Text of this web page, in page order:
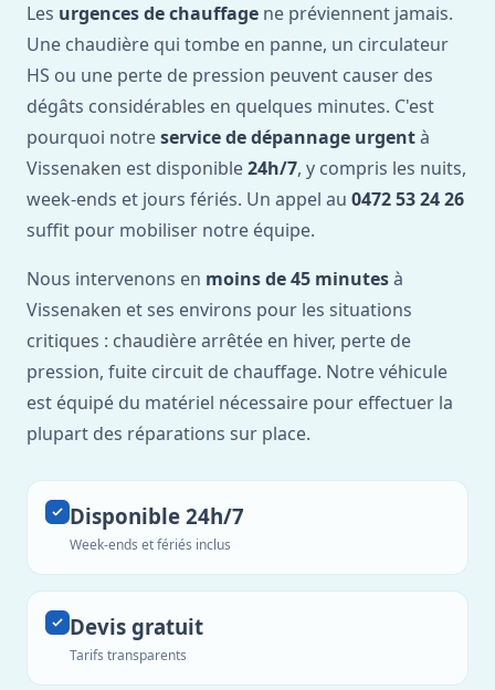
Les urgences de chauffage ne préviennent jamais.
Une chaudière qui tombe en panne, un circulateur
HS ou une perte de pression peuvent causer des
dégâts considérables en quelques minutes. C'est
pourquoi notreservice de dépannage urgentà
Vissenaken est disponible24h/7, y compris les nuits,
week-ends et jours fériés. Un appel au 0472 53 24 26
suffit pour mobiliser notre équipe.
Nous intervenons en moins de 45 minutesà
Vissenaken et ses environs pour les situations
critiques : chaudière arrêtée en hiver, perte de
pression, fuite circuit de chauffage. Notre véhicule
est équipé du matériel nécessaire pour effectuer la
plupart des réparations sur place.
Disponible 24h/7
Week-ends et fériés inclus
Devis gratuit
Tarifs transparents